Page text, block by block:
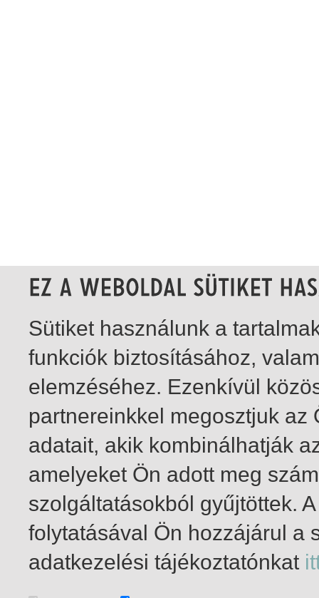
1-4 / total 4 hit
Sütiket használunk a
funkciók biztosításához,
elemzéséhez. Ezenkívül
partnereinkkel megosztjuk
adatait, akik kombinálhatják
amelyeket Ön adott meg
szolgáltatásokból gyűjtöttek.
folytatásával Ön hozzájárul a
adatkezelési tájékoztatónkat